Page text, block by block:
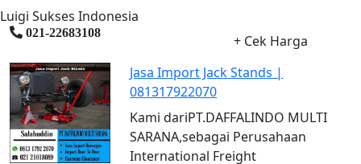
Luigi Sukses Indonesia
021-22683108
+ Cek Harga
Jasa Import Jack Stands |
081317922070
Kami dariPT.DAFFALINDO MULTI
SARANA,sebagai Perusahaan
International Freight